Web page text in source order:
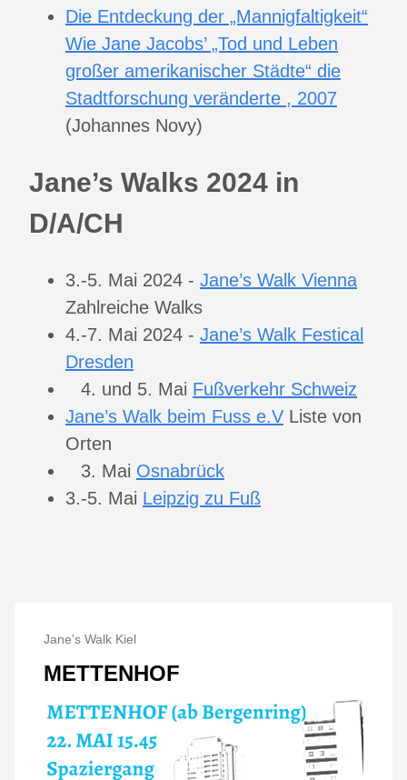
Die Entdeckung der „Mannigfaltigkeit“
Wie Jane Jacobs’ „Tod und Leben
großer amerikanischer Städte“ die
Stadtforschung veränderte , 2007
(Johannes Novy)
Jane’s Walks 2024 in
D/A/CH
3.-5. Mai 2024 - Jane’s Walk Vienna
Zahlreiche Walks
4.-7. Mai 2024 - Jane’s Walk Festical
Dresden
und 5. Mai Fußverkehr Schweiz
Jane’s Walk beim Fuss e.V Liste von
Orten
Mai Osnabrück
3.-5. Mai Leipzig zu Fuß
Jane's Walk Kiel
METTENHOF